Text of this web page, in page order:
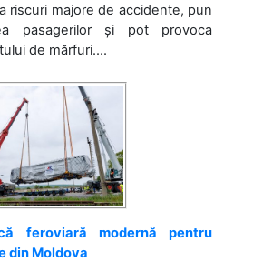
riscuri majore de accidente, pun
pasagerilor și pot provoca
de mărfuri....
feroviară modernă pentru
din Moldova